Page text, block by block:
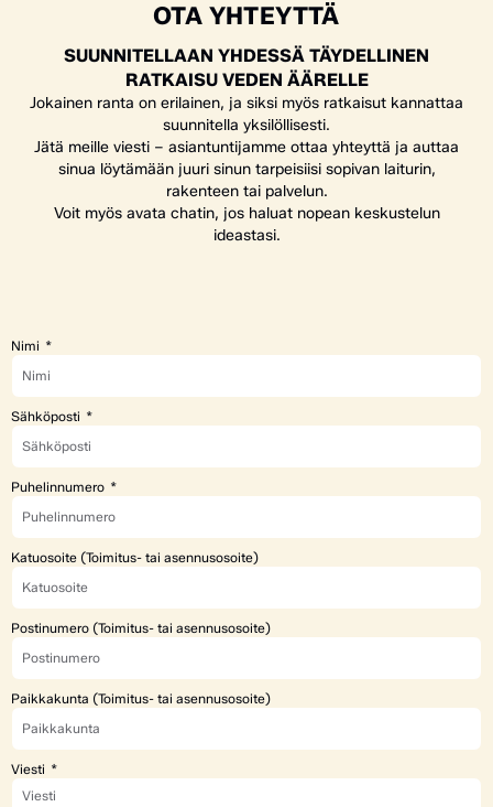
OTA YHTEYTTÄ
SUUNNITELLAAN YHDESSÄ TÄYDELLINEN
RATKAISU VEDEN ÄÄRELLE
Jokainen ranta on erilainen, ja siksi myös ratkaisut kannattaa
suunnitella yksilöllisesti.
Jätä meille viesti – asiantuntijamme ottaa yhteyttä ja auttaa
sinua löytämään juuri sinun tarpeisiisi sopivan laiturin,
rakenteen tai palvelun.
Voit myös avata chatin, jos haluat nopean keskustelun
ideastasi.
Nimi
Sähköposti
Puhelinnumero
Katuosoite (Toimitus- tai asennusosoite)
Postinumero (Toimitus- tai asennusosoite)
Paikkakunta (Toimitus- tai asennusosoite)
Viesti